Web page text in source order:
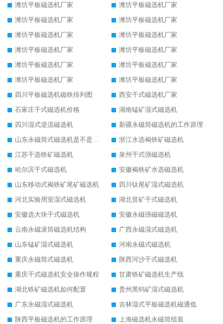
潍坊平板磁选机厂家
潍坊平板磁选机厂家
潍坊平板磁选机厂家
潍坊平板磁选机厂家
潍坊平板磁选机厂家
潍坊平板磁选机厂家
潍坊平板磁选机厂家
潍坊平板磁选机厂家
潍坊平板磁选机厂家
潍坊平板磁选机厂家
潍坊平板磁选机厂家
潍坊平板磁选机厂家
四川平板磁选机磁铁排列图
西安干式磁选机厂家
石家庄干式磁选机价格
湖南锰矿湿式磁选机
四川湿式逆流磁选机
新疆永磁筒磁选机的工作原理
山东永磁筒式磁选机是不是强磁
浙江水选褐铁矿磁选机
江苏干选铁矿磁选机
泉州干式强磁选机
哈尔滨干式磁选机
安徽褐铁矿水选磁选机
山东移动式褐铁矿尾矿磁选机
四川钛尾矿湿式磁选机
河北实验用室湿式磁选机
湖北贫矿干式磁选机
安徽选大块干式磁选机
安徽永磁强磁磁选机
云南永磁滚筒磁选机结构
广西永磁湿式磁选机
山东锰矿湿式磁选机
河南永磁式磁选机
重庆永磁筒式磁选机
陕西河沙干式磁选机
重庆干式磁选机安全操作规程
甘肃铁矿磁选机生产线
湖北铁矿磁选机如何配置
贵州黑钨矿湿式磁选机
广东永磁湿式磁选机
吉林湿式平板磁选机磁通低
陕西平板磁选机的工作原理
上海磁选机永磁筒组装